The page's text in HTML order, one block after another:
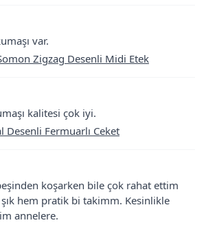
var.
Zigzag Desenli Midi Etek
kalitesi çok iyi.
Desenli Fermuarlı Ceket
koşarken bile çok rahat ettim
hem pratik bi takimm. Kesinlikle
annelere.